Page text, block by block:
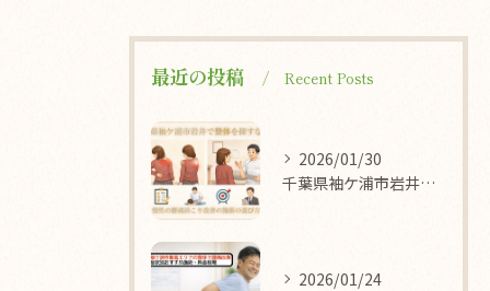
最近の投稿 Recent Posts
2026/01/30
千葉県袖ケ浦市岩井で整体を探すなら？慢性の腰痛肩こり改善の施術の選び方
2026/01/24